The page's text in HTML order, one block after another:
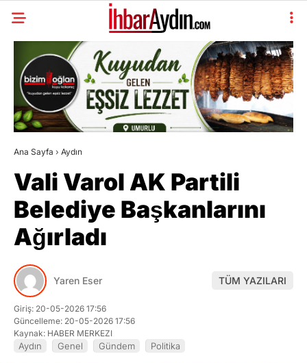
Ana Sayfa › Aydın
Vali Varol AK Partili
Belediye Başkanlarını
Ağırladı
Yaren Eser TÜM YAZILARI
Giriş: 20-05-2026 17:56
Güncelleme: 20-05-2026 17:56
Kaynak: HABER MERKEZI
Aydın Genel Gündem Politika